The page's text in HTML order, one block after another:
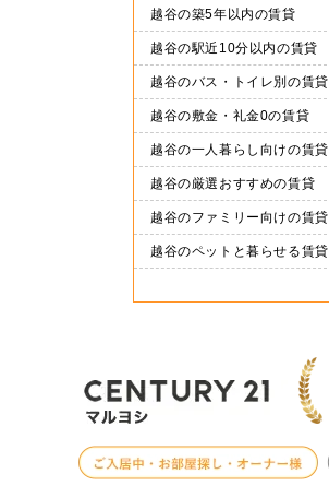
越谷の築5年以内の賃貸
越谷の駅近10分以内の賃貸
越谷のバス・トイレ別の賃貸
越谷の敷金・礼金0の賃貸
越谷の一人暮らし向けの賃貸
越谷の厳選おすすめの賃貸
越谷のファミリー向けの賃貸
越谷のペットと暮らせる賃貸